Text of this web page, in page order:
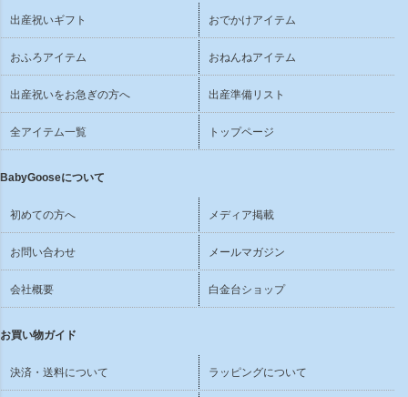
出産祝いギフト おでかけアイテム
おふろアイテム おねんねアイテム
出産祝いをお急ぎの方へ 出産準備リスト
全アイテム一覧 トップページ
BabyGooseについて
初めての方へ メディア掲載
お問い合わせ メールマガジン
会社概要 白金台ショップ
お買い物ガイド
決済・送料について ラッピングについて